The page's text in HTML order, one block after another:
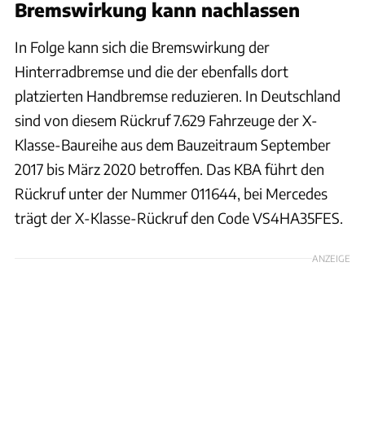
Bremswirkung kann nachlassen
In Folge kann sich die Bremswirkung der
Hinterradbremse und die der ebenfalls dort
platzierten Handbremse reduzieren. In Deutschland
sind von diesem Rückruf 7.629 Fahrzeuge der X-
Klasse-Baureihe aus dem Bauzeitraum September
2017 bis März 2020 betroffen. Das KBA führt den
Rückruf unter der Nummer 011644, bei Mercedes
trägt der X-Klasse-Rückruf den Code VS4HA35FES.
ANZEIGE